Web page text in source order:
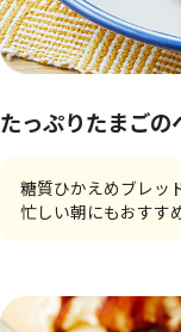
たっぷりたまごの
糖質ひかえめブレッ
忙しい朝にもおすす